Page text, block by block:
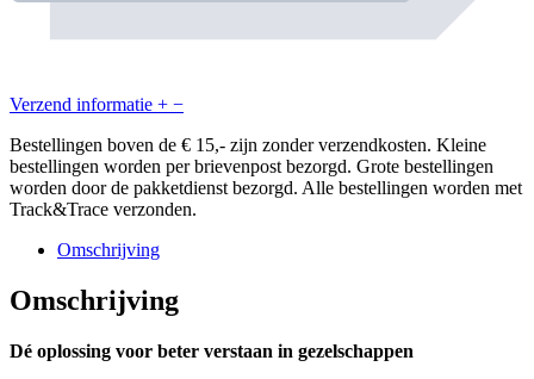
Verzend informatie + −
Bestellingen boven de € 15,- zijn zonder verzendkosten. Kleine
bestellingen worden per brievenpost bezorgd. Grote bestellingen
worden door de pakketdienst bezorgd. Alle bestellingen worden met
Track&Trace verzonden.
Omschrijving
Omschrijving
Dé oplossing voor beter verstaan in gezelschappen